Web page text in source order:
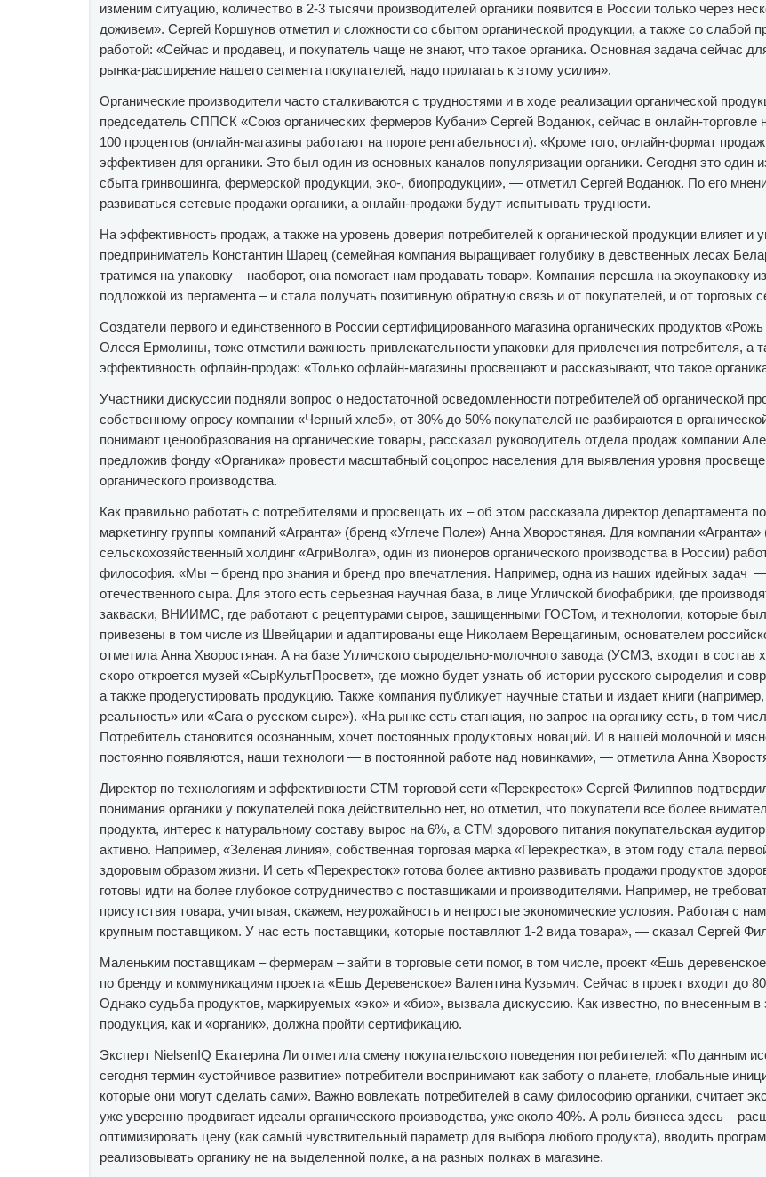
изменим ситуацию, количество в 2-3 тысячи производителей органики появится в России только через
доживем». Сергей Коршунов отметил и сложности со сбытом органической продукции, а также со слабой
работой: «Сейчас и продавец, и покупатель чаще не знают, что такое органика. Основная задача сейчас
рынка-расширение нашего сегмента покупателей, надо прилагать к этому усилия».
Органические производители часто сталкиваются с трудностями и в ходе реализации органической
председатель СППСК «Союз органических фермеров Кубани» Сергей Воданюк, сейчас в онлайн-торговле
100 процентов (онлайн-магазины работают на пороге рентабельности). «Кроме того, онлайн-формат
эффективен для органики. Это был один из основных каналов популяризации органики. Сегодня это один
сбыта гринвошинга, фермерской продукции, эко-, биопродукции», — отметил Сергей Воданюк. По его
развиваться сетевые продажи органики, а онлайн-продажи будут испытывать трудности.
На эффективность продаж, а также на уровень доверия потребителей к органической продукции влияет и
предприниматель Константин Шарец (семейная компания выращивает голубику в девственных лесах
тратимся на упаковку – наоборот, она помогает нам продавать товар». Компания перешла на экоупаковку
подложкой из пергамента – и стала получать позитивную обратную связь и от покупателей, и от торговых
Создатели первого и единственного в России сертифицированного магазина органических продуктов
Олеся Ермолины, тоже отметили важность привлекательности упаковки для привлечения потребителя, а
эффективность офлайн-продаж: «Только офлайн-магазины просвещают и рассказывают, что такое
Участники дискуссии подняли вопрос о недостаточной осведомленности потребителей об органической
собственному опросу компании «Черный хлеб», от 30% до 50% покупателей не разбираются в
понимают ценообразования на органические товары, рассказал руководитель отдела продаж компании
предложив фонду «Органика» провести масштабный соцопрос населения для выявления уровня
органического производства.
Как правильно работать с потребителями и просвещать их – об этом рассказала директор департамента
маркетингу группы компаний «Агранта» (бренд «Углече Поле») Анна Хворостяная. Для компании «Агранта»
сельскохозяйственный холдинг «АгриВолга», один из пионеров органического производства в России)
философия. «Мы – бренд про знания и бренд про впечатления. Например, одна из наших идейных задач —
отечественного сыра. Для этого есть серьезная научная база, в лице Угличской биофабрики, где
закваски, ВНИИМС, где работают с рецептурами сыров, защищенными ГОСТом, и технологии, которые
привезены в том числе из Швейцарии и адаптированы еще Николаем Верещагиным, основателем
отметила Анна Хворостяная. А на базе Угличского сыродельно-молочного завода (УСМЗ, входит в состав
скоро откроется музей «СырКультПросвет», где можно будет узнать об истории русского сыроделия и
а также продегустировать продукцию. Также компания публикует научные статьи и издает книги
реальность» или «Сага о русском сыре»). «На рынке есть стагнация, но запрос на органику есть, в том
Потребитель становится осознанным, хочет постоянных продуктовых новаций. И в нашей молочной и
постоянно появляются, наши технологи — в постоянной работе над новинками», — отметила Анна
Директор по технологиям и эффективности СТМ торговой сети «Перекресток» Сергей Филиппов
понимания органики у покупателей пока действительно нет, но отметил, что покупатели все более
продукта, интерес к натуральному составу вырос на 6%, а СТМ здорового питания покупательская
активно. Например, «Зеленая линия», собственная торговая марка «Перекрестка», в этом году стала
здоровым образом жизни. И сеть «Перекресток» готова более активно развивать продажи продуктов
готовы идти на более глубокое сотрудничество с поставщиками и производителями. Например, не
присутствия товара, учитывая, скажем, неурожайность и непростые экономические условия. Работая с
крупным поставщиком. У нас есть поставщики, которые поставляют 1-2 вида товара», — сказал Сергей
Маленьким поставщикам – фермерам – зайти в торговые сети помог, в том числе, проект «Ешь
по бренду и коммуникациям проекта «Ешь Деревенское» Валентина Кузьмич. Сейчас в проект входит до
Однако судьба продуктов, маркируемых «эко» и «био», вызвала дискуссию. Как известно, по внесенным в
продукция, как и «органик», должна пройти сертификацию.
Эксперт NielsenIQ Екатерина Ли отметила смену покупательского поведения потребителей: «По данным
сегодня термин «устойчивое развитие» потребители воспринимают как заботу о планете, глобальные
которые они могут сделать сами». Важно вовлекать потребителей в саму философию органики, считает
уже уверенно продвигает идеалы органического производства, уже около 40%. А роль бизнеса здесь –
оптимизировать цену (как самый чувствительный параметр для выбора любого продукта), вводить
реализовывать органику не на выделенной полке, а на разных полках в магазине.